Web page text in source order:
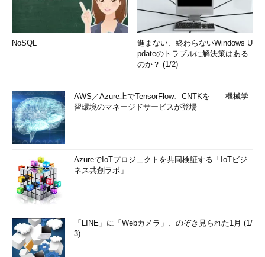
NoSQL
進まない、終わらないWindows U
pdateのトラブルに解決策はある
のか？ (1/2)
AWS／Azure上でTensorFlow、CNTKを――機械学
習環境のマネージドサービスが登場
AzureでIoTプロジェクトを共同検証する「IoTビジ
ネス共創ラボ」
「LINE」に「Webカメラ」、のぞき見られた1月 (1/
3)